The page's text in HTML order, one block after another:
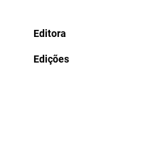
Editora
Edições